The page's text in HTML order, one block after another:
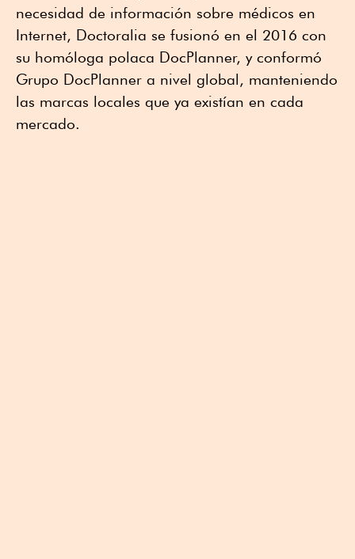
necesidad de información sobre médicos en
Internet, Doctoralia se fusionó en el 2016 con
su homóloga polaca DocPlanner, y conformó
Grupo DocPlanner a nivel global, manteniendo
las marcas locales que ya existían en cada
mercado.